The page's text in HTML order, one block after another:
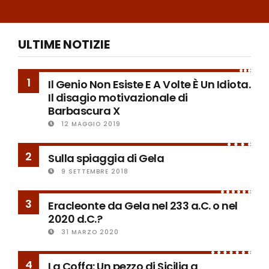
ULTIME NOTIZIE
1
Il Genio Non Esiste E A Volte È Un Idiota.
Il disagio motivazionale di
Barbascura X
12 MAGGIO 2019
2 Sulla spiaggia di Gela
9 SETTEMBRE 2018
3
Eracleonte da Gela nel 233 a.C. o nel
2020 d.C.?
31 MARZO 2020
4